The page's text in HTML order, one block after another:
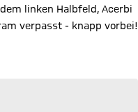
linken Halbfeld, Acerbi
verpasst - knapp vorbei!